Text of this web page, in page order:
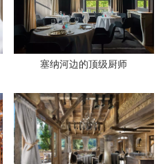
塞纳河边的顶级厨师